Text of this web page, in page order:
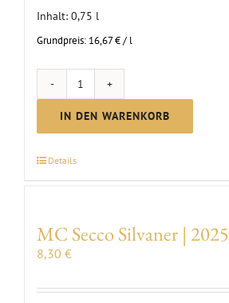
Inhalt: 0,75 l
Grundpreis: 16,67€/ l
MC
Sekt
Riesling
IN DEN WARENKORB
Details
MC Secco Silvaner | 2025
8,30 €